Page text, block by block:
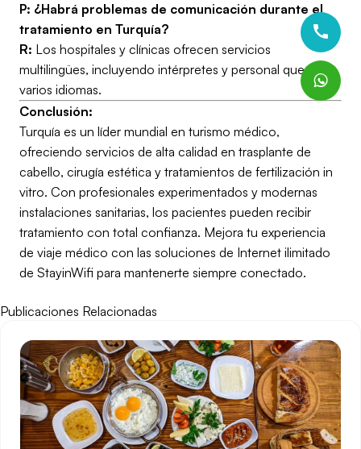
P: ¿Habrá problemas de comunicación durante el
tratamiento en Turquía?
R: Los hospitales y clínicas ofrecen servicios
multilingües, incluyendo intérpretes y personal que habla
varios idiomas.
Conclusión:
Turquía es un líder mundial en turismo médico,
ofreciendo servicios de alta calidad en trasplante de
cabello, cirugía estética y tratamientos de fertilización in
vitro. Con profesionales experimentados y modernas
instalaciones sanitarias, los pacientes pueden recibir
tratamiento con total confianza. Mejora tu experiencia
de viaje médico con las soluciones de Internet ilimitado
de StayinWifi para mantenerte siempre conectado.
Publicaciones Relacionadas